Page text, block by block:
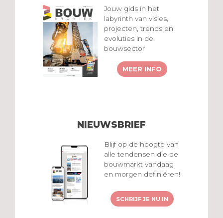
Jouw gids in het
labyrinth van visies,
projecten, trends en
evoluties in de
bouwsector
MEER INFO
NIEUWSBRIEF
Blijf op de hoogte van
alle tendensen die de
bouwmarkt vandaag
en morgen definiëren!
SCHRIJF JE NU IN